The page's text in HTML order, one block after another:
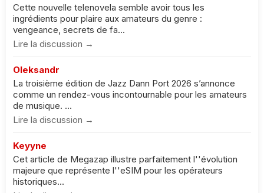
Cette nouvelle telenovela semble avoir tous les
ingrédients pour plaire aux amateurs du genre :
vengeance, secrets de fa...
Lire la discussion →
Oleksandr
La troisième édition de Jazz Dann Port 2026 s’annonce
comme un rendez-vous incontournable pour les amateurs
de musique. ...
Lire la discussion →
Keyyne
Cet article de Megazap illustre parfaitement l''évolution
majeure que représente l''eSIM pour les opérateurs
historiques...